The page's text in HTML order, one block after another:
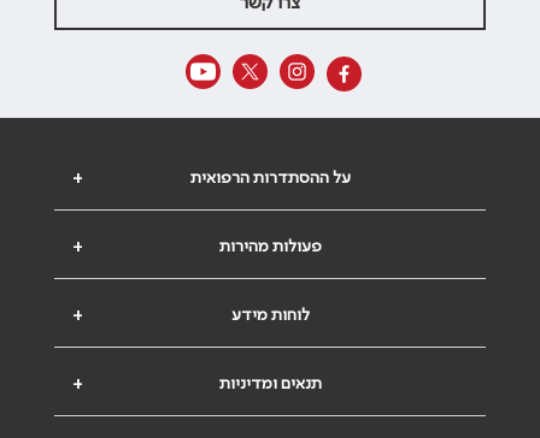
צרו קשר
+ על ההסתדרות הרפואית
+ פעולות מהירות
+ לוחות מידע
+ תנאים ומדיניות